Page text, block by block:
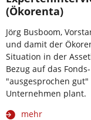
(Ökorenta)
Jörg Busboom,
und damit der
Situation in der
Bezug auf das
"ausgesprochen
Unternehmen plant.
mehr